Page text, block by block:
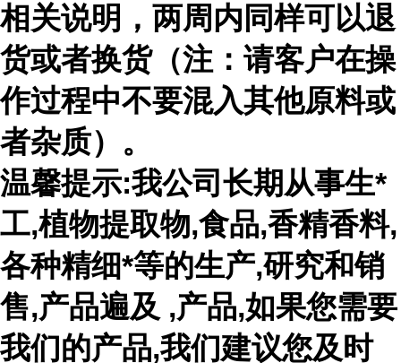
相关说明，两周内同样可以退
货或者换货（注：请客户在操
作过程中不要混入其他原料或
者杂质）。
温馨提示:我公司长期从事生*
工,植物提取物,食品,香精香料,
各种精细*等的生产,研究和销
售,产品遍及 ,产品,如果您需要
我们的产品,我们建议您及时